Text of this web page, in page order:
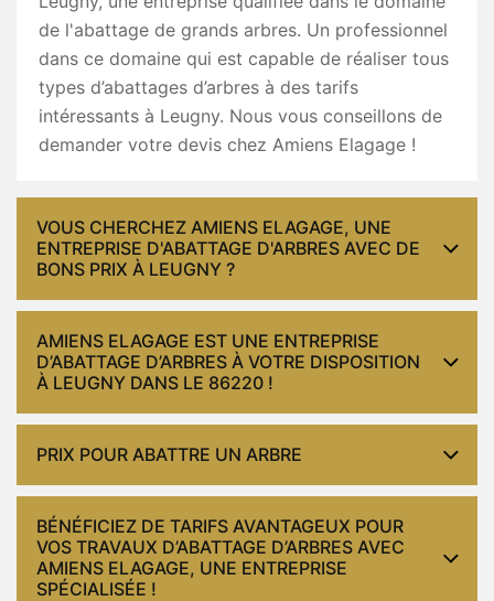
de l'abattage de grands arbres. Un professionnel
dans ce domaine qui est capable de réaliser tous
types d’abattages d’arbres à des tarifs
intéressants à Leugny. Nous vous conseillons de
demander votre devis chez Amiens Elagage !
VOUS CHERCHEZ AMIENS ELAGAGE, UNE
ENTREPRISE D'ABATTAGE D'ARBRES AVEC DE
BONS PRIX À LEUGNY ?
AMIENS ELAGAGE EST UNE ENTREPRISE
D’ABATTAGE D’ARBRES À VOTRE DISPOSITION
À LEUGNY DANS LE 86220 !
PRIX POUR ABATTRE UN ARBRE
BÉNÉFICIEZ DE TARIFS AVANTAGEUX POUR
VOS TRAVAUX D’ABATTAGE D’ARBRES AVEC
AMIENS ELAGAGE, UNE ENTREPRISE
SPÉCIALISÉE !